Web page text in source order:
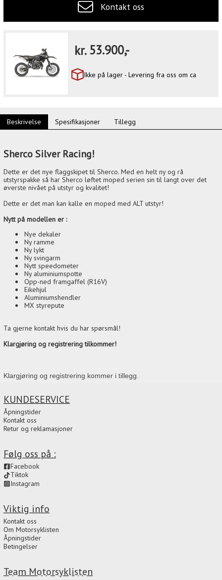
Kontakt oss
kr. 53.900,-
Ikke på lager - Levering fra oss om ca
Beskrivelse Spesifikasjoner Tillegg
Sherco Silver Racing!
Dette er det nye flaggskipet til Sherco. Med en helt ny og rå
utstyrspakke så har Sherco løftet moped serien sin til langt over det
øverste nivået på utstyr og kvalitet!
Dette er det man kan kalle en moped med ALT utstyr!
Nytt på modellen er :
Nye dekaler
Ny ramme
Ny lykt
Ny svingarm
Nytt speedometer
Ny aluminiumspotte
Opp-ned framgaffel (R16V)
Eikehjul
Aluminiumshendler
MX styrepute
Ta gjerne kontakt hvis du har spørsmål!
Klargjøring og registrering tilkommer!
Klargjøring og registrering kommer i tillegg.
Team Motorsyklisten
Viktig info
Kontakt oss
Om Motorsyklisten
Åpningstider
Betingelser
Følg oss på :
Facebook
Tiktok
Instagram
KUNDESERVICE
Åpningstider
Kontakt oss
Retur og reklamasjoner